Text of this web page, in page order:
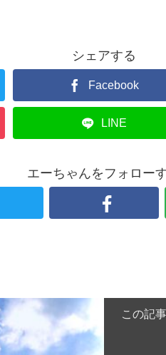
シェアする
Facebook
LINE
エーちゃんをフォロー
この記